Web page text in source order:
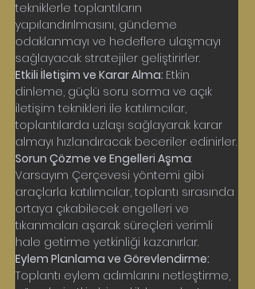
tekniklerle toplantıların
yapılandırılmasını, gündeme
odaklanmayı ve hedeflere ulaşmayı
sağlayacak stratejiler geliştirirler.
Etkili İletişim ve Karar Alma: Etkin
dinleme, güçlü soru sorma ve açık
iletişim teknikleri ile katılımcılar,
toplantılarda uzlaşı sağlayarak karar
almayı hızlandıracak beceriler edinirler.
Sorun Çözme ve Engelleri Aşma:
Varsayım Çerçevesi yöntemi gibi
araçlarla katılımcılar, toplantı sırasında
ortaya çıkabilecek engelleri ve
tıkanmaları aşarak süreçleri verimli
hale getirme yetkinliği kazanırlar.
Eylem Planlama ve Görevlendirme:
Toplantı eylem adımlarını netleştirme,